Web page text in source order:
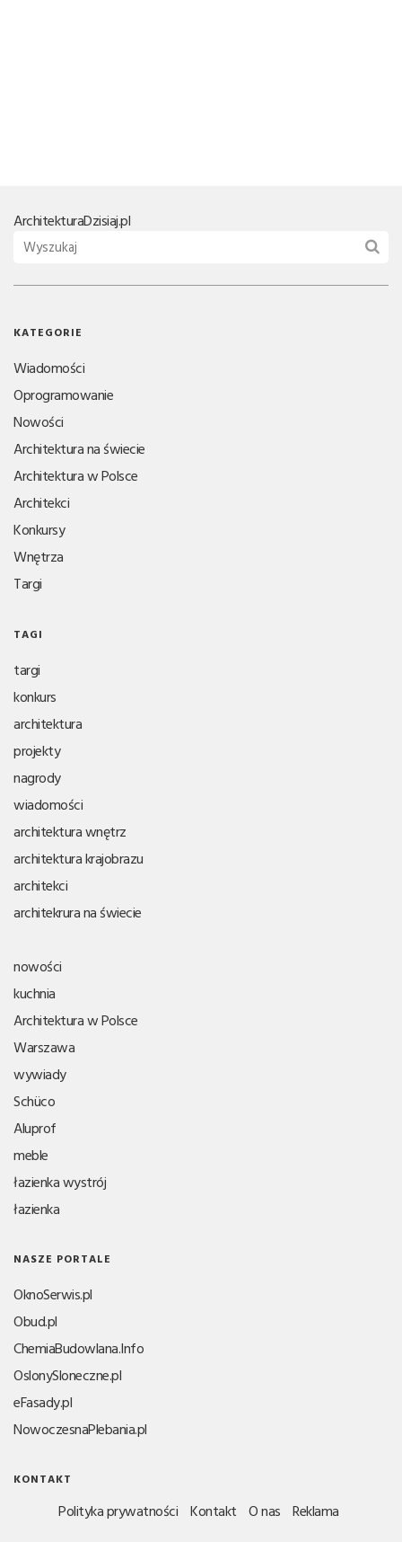
ArchitekturaDzisiaj.pl
KATEGORIE
Wiadomości
Oprogramowanie
Nowości
Architektura na świecie
Architektura w Polsce
Architekci
Konkursy
Wnętrza
Targi
TAGI
targi
konkurs
architektura
projekty
nagrody
wiadomości
architektura wnętrz
architektura krajobrazu
architekci
architekrura na świecie
nowości
kuchnia
Architektura w Polsce
Warszawa
wywiady
Schüco
Aluprof
meble
łazienka wystrój
łazienka
NASZE PORTALE
OknoSerwis.pl
Obud.pl
ChemiaBudowlana.Info
OslonySloneczne.pl
eFasady.pl
NowoczesnaPlebania.pl
KONTAKT
Polityka prywatności Kontakt O nas Reklama